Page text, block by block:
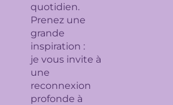
quotidien.
Prenez une
grande
inspiration :
je vous invite à
une
reconnexion
profonde à